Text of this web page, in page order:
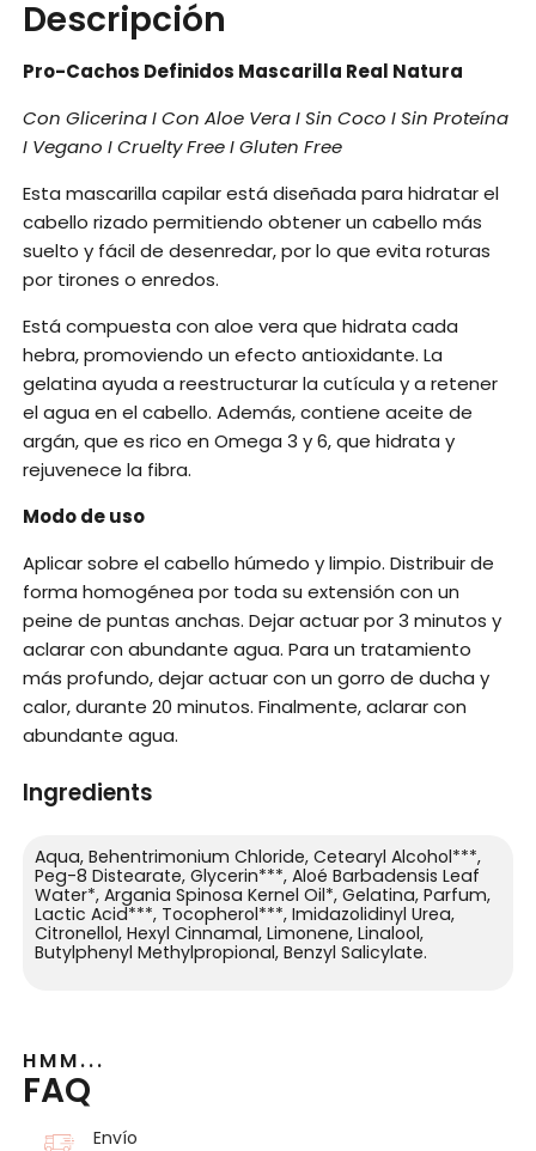
Descripción
Pro-Cachos Definidos Mascarilla Real Natura
Con Glicerina I Con Aloe Vera I Sin Coco I Sin Proteína
I Vegano I Cruelty Free I Gluten Free
Esta mascarilla capilar está diseñada para hidratar el
cabello rizado permitiendo obtener un cabello más
suelto y fácil de desenredar, por lo que evita roturas
por tirones o enredos.
Está compuesta con aloe vera que hidrata cada
hebra, promoviendo un efecto antioxidante. La
gelatina ayuda a reestructurar la cutícula y a retener
el agua en el cabello. Además, contiene aceite de
argán, que es rico en Omega 3 y 6, que hidrata y
rejuvenece la fibra.
Modo de uso
Aplicar sobre el cabello húmedo y limpio. Distribuir de
forma homogénea por toda su extensión con un
peine de puntas anchas. Dejar actuar por 3 minutos y
aclarar con abundante agua. Para un tratamiento
más profundo, dejar actuar con un gorro de ducha y
calor, durante 20 minutos. Finalmente, aclarar con
abundante agua.
Ingredients
Aqua, Behentrimonium Chloride, Cetearyl Alcohol***,
Peg-8 Distearate, Glycerin***, Aloé Barbadensis Leaf
Water*, Argania Spinosa Kernel Oil*, Gelatina, Parfum,
Lactic Acid***, Tocopherol***, Imidazolidinyl Urea,
Citronellol, Hexyl Cinnamal, Limonene, Linalool,
Butylphenyl Methylpropional, Benzyl Salicylate.
HMM...
FAQ
Envío